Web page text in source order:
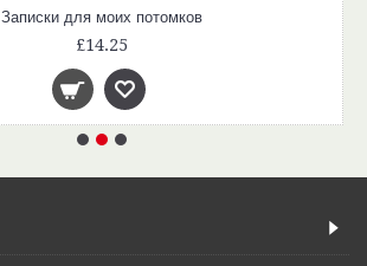
Записки для моих потомков
£14.25